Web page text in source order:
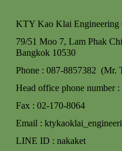
KTY Kao Klai Engineering
79/51 Moo 7, Lam Phak
Bangkok 10530
Phone : 087-8857382 (Mr.
Head office phone number
Fax : 02-170-8064
Email :
LINE ID : nakaket